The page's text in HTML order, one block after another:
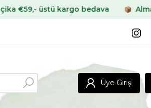
kargo bedava Almanya & Fransa
Üye Girişi